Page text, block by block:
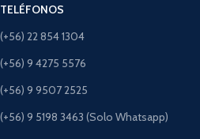
TELÉFONOS
(+56) 22 854 1304
(+56) 9 4275 5576
(+56) 9 9507 2525
(+56) 9 5198 3463 (Solo Whatsapp)